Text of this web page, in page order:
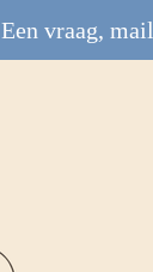
Een vraag,